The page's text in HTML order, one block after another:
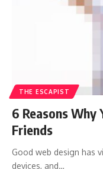
THE ESCAPIST
6 Reasons
Friends
Good web design has
devices, and…